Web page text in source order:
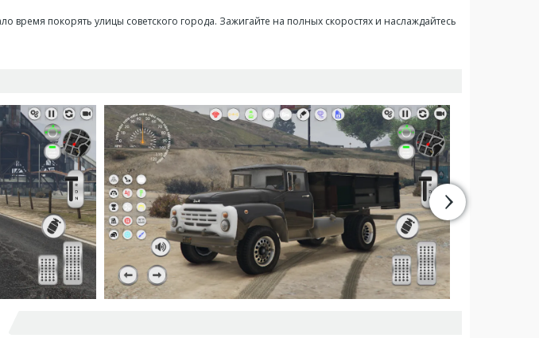
время покорять улицы советского города. Зажигайте на полных скоростях и наслаждайтесь